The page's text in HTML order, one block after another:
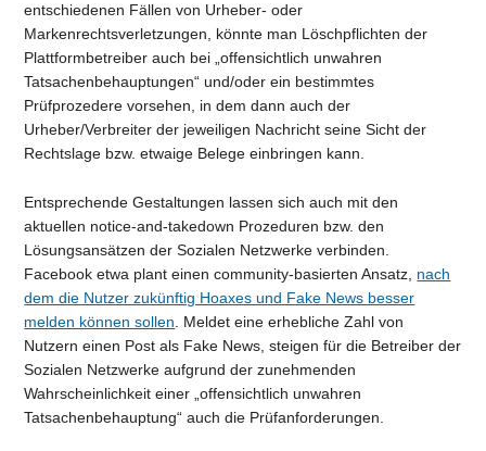
entschiedenen Fällen von Urheber- oder
Markenrechtsverletzungen, könnte man Löschpflichten der
Plattformbetreiber auch bei „offensichtlich unwahren
Tatsachenbehauptungen“ und/oder ein bestimmtes
Prüfprozedere vorsehen, in dem dann auch der
Urheber/Verbreiter der jeweiligen Nachricht seine Sicht der
Rechtslage bzw. etwaige Belege einbringen kann.
Entsprechende Gestaltungen lassen sich auch mit den
aktuellen notice-and-takedown Prozeduren bzw. den
Lösungsansätzen der Sozialen Netzwerke verbinden.
Facebook etwa plant einen community-basierten Ansatz, nach
dem die Nutzer zukünftig Hoaxes und Fake News besser
melden können sollen . Meldet eine erhebliche Zahl von
Nutzern einen Post als Fake News, steigen für die Betreiber der
Sozialen Netzwerke aufgrund der zunehmenden
Wahrscheinlichkeit einer „offensichtlich unwahren
Tatsachenbehauptung“ auch die Prüfanforderungen.